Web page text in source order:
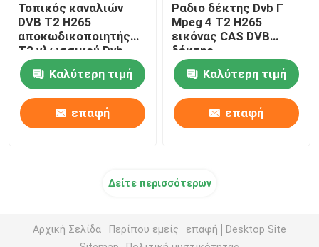
Τοπικός καναλιών
DVB T2 H265
αποκωδικοποιητής
T2 γλωσσικού Dvb
δεκτών USB PVR πολυ
Καλύτερη τιμή
επαφή
Ραδιο δέκτης Dvb Γ
Mpeg 4 T2 H265
εικόνας CAS DVB
δέκτης
Καλύτερη τιμή
επαφή
Δείτε περισσότερων
Αρχική Σελίδα Περίπου εμείς επαφή
Desktop Site